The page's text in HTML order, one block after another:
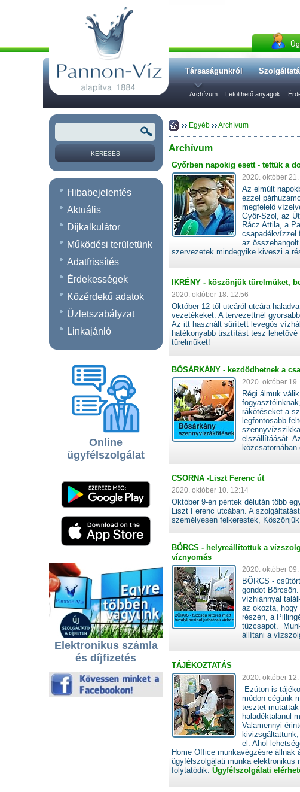
Társaságunkról
Archívum Letölthető anyagok
Hibabejelentés
Aktuális
Díjkalkulátor
Működési területünk
Adatfrissítés
Érdekességek
Közérdekű adatok
Üzletszabályzat
Linkajánló
Online
ügyfélszolgálat
Elektronikus számla
és díjfizetés
Egyéb Archívum
Archívum
Győrben napokig esett - tettük a
2020. október 21.
Az elmúlt
ezzel
megfelelő
Győr-Szol, az
Rácz Attila, a
csapadékvízzel
az
szervezetek mindegyike kiveszi a
IKRÉNY - köszönjük türelmüket,
2020. október 18. 12:56
Október 12-től utcáról utcára
vezetékeket. A tervezettnél
Az itt használt sűrített levegős
hatékonyabb tisztítást tesz
türelmüket!
BŐSÁRKÁNY - kezdődhetnek a
2020. október 19.
Régi álmuk
rákötéseket a
legfontosabb
elszállítáását.
CSORNA -Liszt Ferenc út
2020. október 10. 12:14
Október 9-én péntek délután több
Liszt Ferenc utcában. A
személyesen felkerestek,
BÖRCS - helyreállítottuk a
víznyomás
2020. október 09.
BÖRCS -
gondot
vízhiánnyal
az okozta, hogy
részén, a
tűzcsapot.
állítani a
TÁJÉKOZTATÁS
2020. október 12.
Ezúton is
módon cégünk
tesztet
haladéktalanul
Valamennyi
el. Ahol
Home Office munkavégzésre
ügyfélszolgálati munka elektronikus
folytatódik. Ügyfélszolgálati